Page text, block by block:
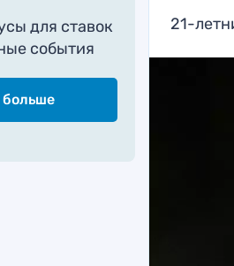
для ставок
события
больше
21-